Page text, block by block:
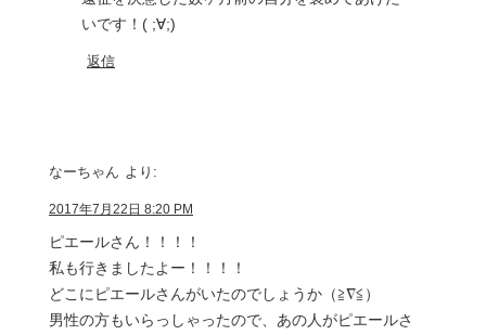
いです！( ;∀;)
返信
なーちゃん より:
2017年7月22日 8:20 PM
ピエールさん！！！！
私も行きましたよー！！！！
どこにピエールさんがいたのでしょうか（≧∇≦）
男性の方もいらっしゃったので、あの人がピエールさ